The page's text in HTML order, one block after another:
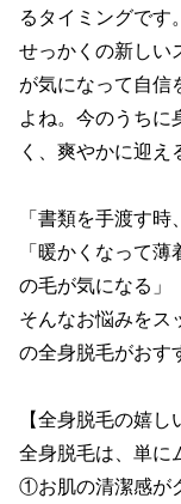
るタイミングです。
せっかくの新しい
が気になって自信
よね。今のうちに
く、爽やかに迎え
「書類を手渡す時
「暖かくなって
の毛が気になる」
そんなお悩みをス
の全身脱毛がおす
【全身脱毛の嬉し
全身脱毛は、単に
①お肌の清潔感が